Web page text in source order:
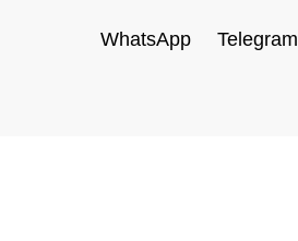
Telegram
WhatsApp